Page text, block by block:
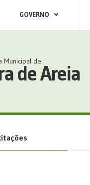
GOVERNO
Municipal de
de Areia